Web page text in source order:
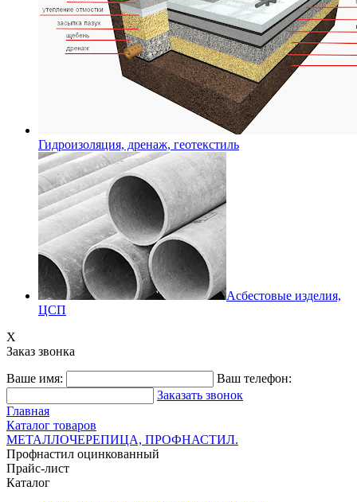
Гидроизоляция, дренаж, геотекстиль
Асбестовые изделия,
ЦСП
X
Заказ звонка
Ваше имя:
Ваш телефон:
Заказать звонок
Главная
Каталог товаров
МЕТАЛЛОЧЕРЕПИЦА, ПРОФНАСТИЛ.
Профнастил оцинкованный
Прайс-лист
Каталог